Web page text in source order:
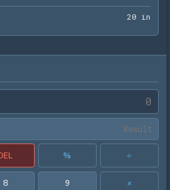
20 in
% ÷
8 9 ×